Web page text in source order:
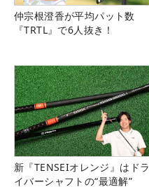
仲宗根澄香が平均パット数
『TRTL』で6人抜き！
新『TENSEIオレンジ』はドラ
イバーシャフトの“最適解”